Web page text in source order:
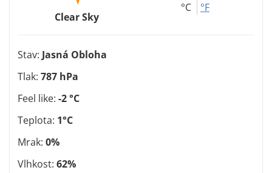
Clear Sky
°C °F
Stav: Jasná Obloha
Tlak: 787 hPa
Feel like: -2 °C
Teplota: 1°C
Mrak: 0%
Vlhkost: 62%